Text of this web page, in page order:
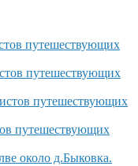
путешествующих
путешествующих
путешествующих
путешествующих
около д.Быковка.